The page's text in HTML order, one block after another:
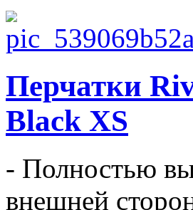
Перчатки
Black XS
- Полностью
внешней